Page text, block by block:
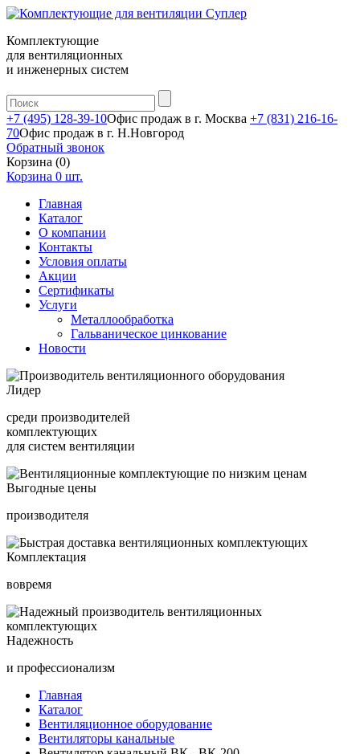
Комплектующие
для вентиляционных
и инженерных систем
+7 (495) 128-39-10Офис продаж в г. Москва +7 (831) 216-16-
70Офис продаж в г. Н.Новгород
Обратный звонок
Корзина (0)
Корзина 0 шт.
Главная
Каталог
О компании
Контакты
Условия оплаты
Акции
Сертификаты
Услуги
Металлообработка
Гальваническое цинкование
Новости
Лидер
среди производителей
комплектующих
для систем вентиляции
Выгодные цены
производителя
Комплектация
вовремя
Надежность
и профессионализм
Главная
Каталог
Вентиляционное оборудование
Вентиляторы канальные